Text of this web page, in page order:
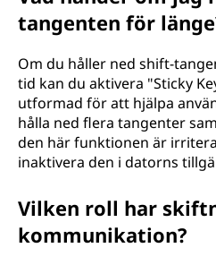
tangenten för
Om du håller ned shift-
tid kan du aktivera "Sticky
utformad för att hjälpa
hålla ned flera tangenter
den här funktionen är
inaktivera den i datorns
Vilken roll har
kommunikation?